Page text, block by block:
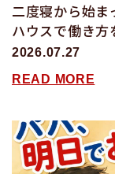
二度寝から始
ハウスで働き方
2026.07.27
READ MORE